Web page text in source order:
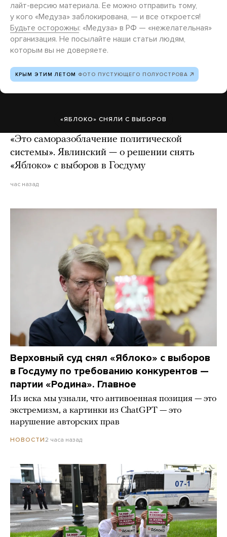
лайт-версию материала. Ее можно отправить тому,
у кого «Медуза» заблокирована, — и все откроется!
Будьте осторожны: «Медуза» в РФ — «нежелательная»
организация. Не посылайте наши статьи людям,
которым вы не доверяете.
КРЫМ ЭТИМ ЛЕТОМ ФОТО ПУСТУЮЩЕГО ПОЛУОСТРОВА
«ЯБЛОКО» СНЯЛИ С ВЫБОРОВ
«Это саморазоблачение политической
системы». Явлинский — о решении снять
«Яблоко» с выборов в Госдуму
час назад
Верховный суд снял «Яблоко» с выборов
в Госдуму по требованию конкурентов —
партии «Родина». Главное
Из иска мы узнали, что антивоенная позиция — это
экстремизм, а картинки из СhatGPT — это
нарушение авторских прав
НОВОСТИ2 часа назад